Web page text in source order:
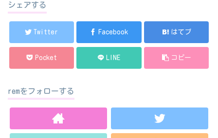
シェアする
Twitter Facebook はてブ
Pocket LINE コピー
remをフォローする